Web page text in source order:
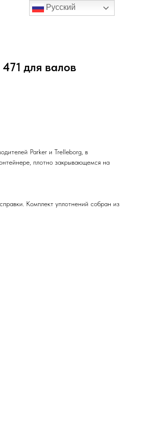
Русский
для валов
Parker и Trelleborg, в
плотно закрывающемся на
Комплект уплотнений собран из